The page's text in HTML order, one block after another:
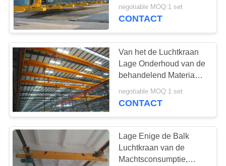
Laag Vrije
hoogtehijstoestel
25
Zwenken van
Dragerstraal
negotiable MOQ:1 set
CONTACT
Van het de Luchtkraan
Lage Onderhoud van de
behandelend Materiaal
het Enige Balk Lange
Beroepsleven
negotiable MOQ:1 set
CONTACT
Lage Enige de Balk
Luchtkraan van de
Machtsconsumptie,